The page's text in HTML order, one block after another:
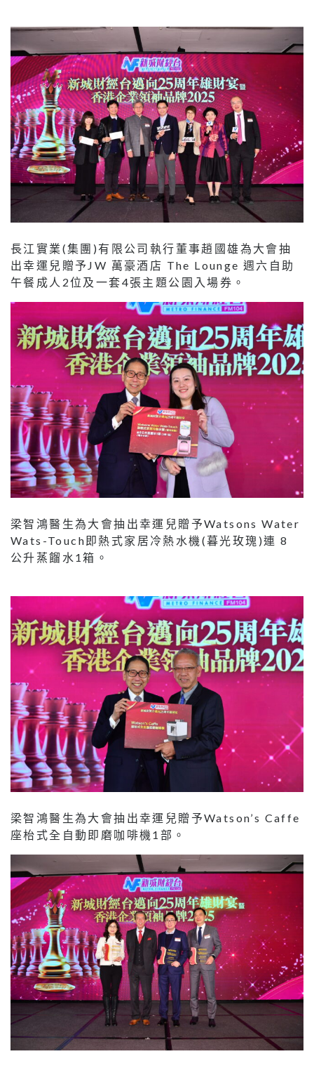
長江實業(集團)有限公司執行董事趙國雄為大會抽
出幸運兒贈予JW 萬豪酒店 The Lounge 週六自助
午餐成人2位及一套4張主題公園入場券。
梁智鴻醫生為大會抽出幸運兒贈予Watsons Water
Wats-Touch即熱式家居冷熱水機(暮光玫瑰)連 8
公升蒸餾水1箱。
梁智鴻醫生為大會抽出幸運兒贈予Watson’s Caffe
座枱式全自動即磨咖啡機1部。